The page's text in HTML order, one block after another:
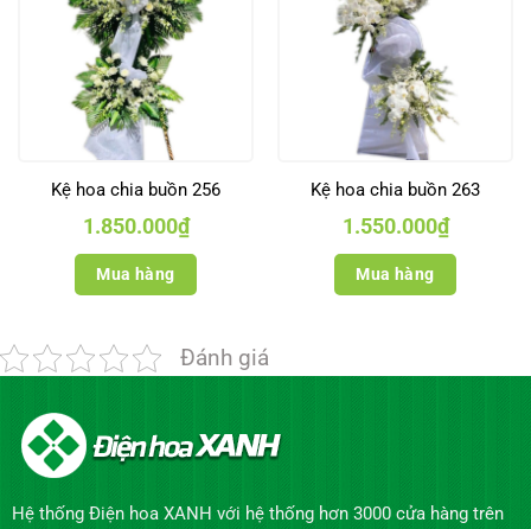
Kệ hoa chia buồn 256
1.850.000₫
Mua hàng
Kệ hoa chia buồn 263
1.550.000₫
Mua hàng
Đánh giá
Hệ thống Điện hoa XANH với hệ thống hơn 3000 cửa hàng trên